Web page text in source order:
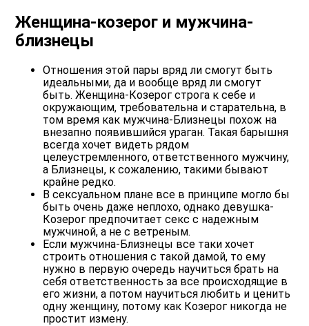
Женщина-козерог и мужчина-
близнецы
Отношения этой пары вряд ли смогут быть
идеальными, да и вообще вряд ли смогут
быть. Женщина-Козерог строга к себе и
окружающим, требовательна и старательна, в
том время как мужчина-Близнецы похож на
внезапно появившийся ураган. Такая барышня
всегда хочет видеть рядом
целеустремленного, ответственного мужчину,
а Близнецы, к сожалению, такими бывают
крайне редко.
В сексуальном плане все в принципе могло бы
быть очень даже неплохо, однако девушка-
Козерог предпочитает секс с надежным
мужчиной, а не с ветреным.
Если мужчина-Близнецы все таки хочет
строить отношения с такой дамой, то ему
нужно в первую очередь научиться брать на
себя ответственность за все происходящие в
его жизни, а потом научиться любить и ценить
одну женщину, потому как Козерог никогда не
простит измену.